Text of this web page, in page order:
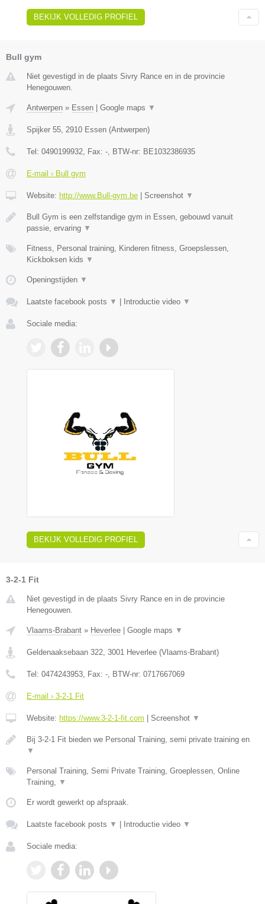
BEKIJK VOLLEDIG PROFIEL
Bull gym
Niet gevestigd in de plaats Sivry Rance en in de provincie
Henegouwen.
Antwerpen » Essen Google maps ▼
Spijker 55, 2910 Essen (Antwerpen)
Tel: 0490199932, Fax: -, BTW-nr: BE1032386935
E-mail › Bull gym
Website: http://www.Bull-gym.be Screenshot ▼
Bull Gym is een zelfstandige gym in Essen, gebouwd vanuit
passie, ervaring ▼
Fitness, Personal training, Kinderen fitness, Groepslessen,
Kickboksen kids ▼
Openingstijden ▼
Laatste facebook posts ▼ Introductie video ▼
Sociale media:
BEKIJK VOLLEDIG PROFIEL
3-2-1 Fit
Niet gevestigd in de plaats Sivry Rance en in de provincie
Henegouwen.
Vlaams-Brabant » Heverlee Google maps ▼
Geldenaaksebaan 322, 3001 Heverlee (Vlaams-Brabant)
Tel: 0474243953, Fax: -, BTW-nr: 0717667069
E-mail › 3-2-1 Fit
Website: https://www.3-2-1-fit.com Screenshot ▼
Bij 3-2-1 Fit bieden we Personal Training, semi private training en
▼
Personal Training, Semi Private Training, Groeplessen, Online
Training, ▼
Er wordt gewerkt op afspraak.
Laatste facebook posts ▼ Introductie video ▼
Sociale media: